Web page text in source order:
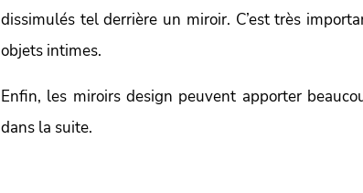
dissimulés tel derrière un miroir. C’est très
objets intimes.
Enfin, les miroirs design peuvent apporter
dans la suite.